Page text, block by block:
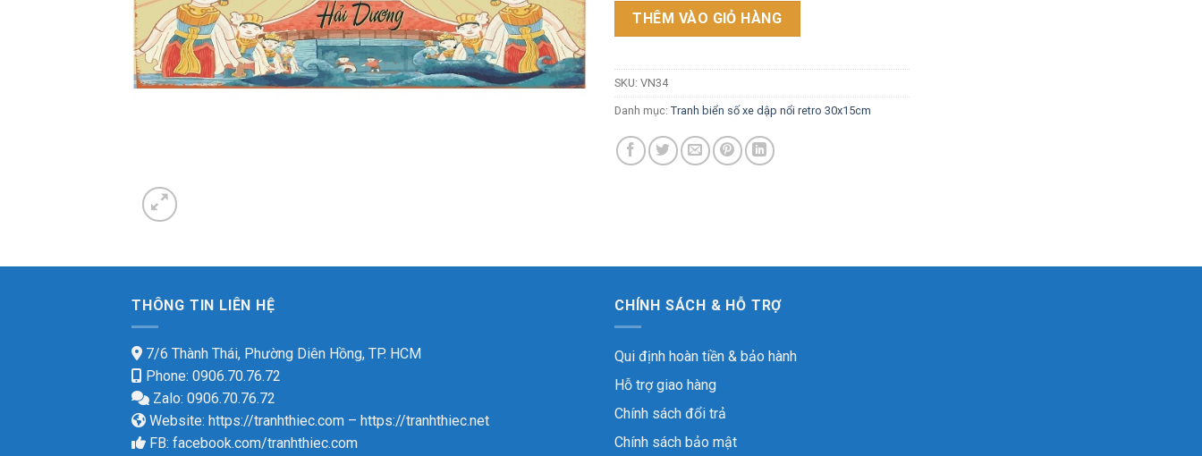
THÊM VÀO GIỎ HÀNG
SKU: VN34
Danh mục: Tranh biển số xe dập nổi retro 30x15cm
THÔNG TIN LIÊN HỆ
7/6 Thành Thái, Phường Diên Hồng, TP. HCM
Phone: 0906.70.76.72
Zalo: 0906.70.76.72
Website: https://tranhthiec.com – https://tranhthiec.net
FB: facebook.com/tranhthiec.com
CHÍNH SÁCH & HỖ TRỢ
Qui định hoàn tiền & bảo hành
Hỗ trợ giao hàng
Chính sách đổi trả
Chính sách bảo mật